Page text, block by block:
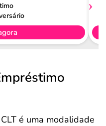
é uma modalidade